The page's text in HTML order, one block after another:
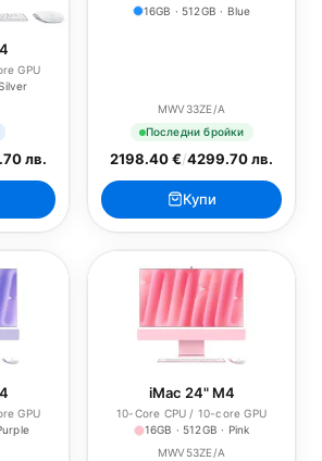
GPU
лв.
16GB · 512GB · Blue
MWV33ZE/A
Последни бройки
2198.40 €/4299.70 лв.
Купи
GPU
iMac 24" M4
10-Core CPU / 10-core GPU
16GB · 512GB · Pink
MWV53ZE/A